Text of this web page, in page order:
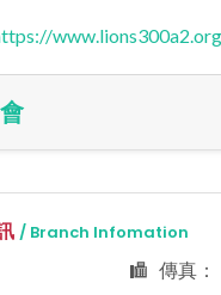
/ Branch Infomation
傳真：